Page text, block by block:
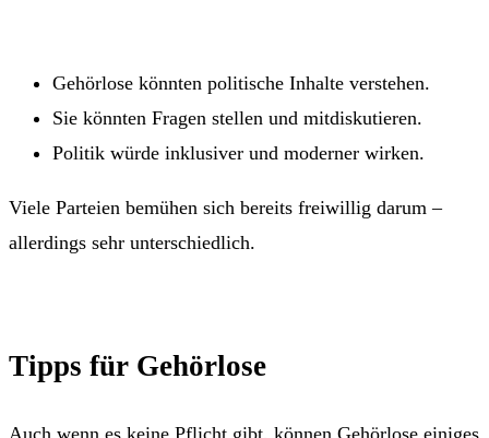
Gehörlose könnten politische Inhalte verstehen.
Sie könnten Fragen stellen und mitdiskutieren.
Politik würde inklusiver und moderner wirken.
Viele Parteien bemühen sich bereits freiwillig darum –
allerdings sehr unterschiedlich.
Tipps für Gehörlose